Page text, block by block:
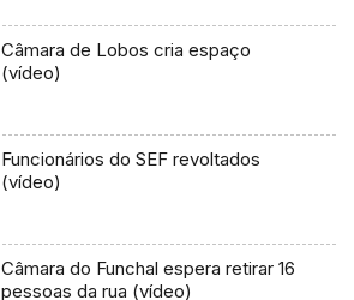
Câmara de Lobos cria espaço
(vídeo)
Funcionários do SEF revoltados
(vídeo)
Câmara do Funchal espera retirar 16
pessoas da rua (vídeo)